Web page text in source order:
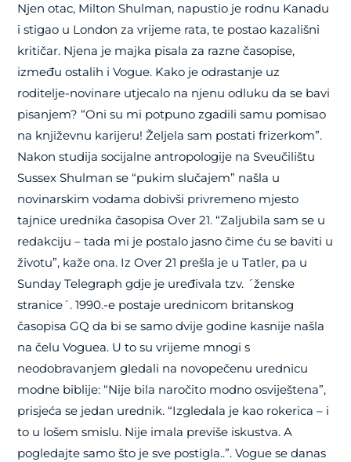
Njen otac, Milton Shulman, napustio je rodnu Kanadu
i stigao u London za vrijeme rata, te postao kazališni
kritičar. Njena je majka pisala za razne časopise,
između ostalih i Vogue. Kako je odrastanje uz
roditelje-novinare utjecalo na njenu odluku da se bavi
pisanjem? “Oni su mi potpuno zgadili samu pomisao
na književnu karijeru! Željela sam postati frizerkom”.
Nakon studija socijalne antropologije na Sveučilištu
Sussex Shulman se “pukim slučajem” našla u
novinarskim vodama dobivši privremeno mjesto
tajnice urednika časopisa Over 21. “Zaljubila sam se u
redakciju – tada mi je postalo jasno čime ću se baviti u
životu”, kaže ona. Iz Over 21 prešla je u Tatler, pa u
Sunday Telegraph gdje je uređivala tzv. ´ženske
stranice´. 1990.-e postaje urednicom britanskog
časopisa GQ da bi se samo dvije godine kasnije našla
na čelu Voguea. U to su vrijeme mnogi s
neodobravanjem gledali na novopečenu urednicu
modne biblije: “Nije bila naročito modno osviještena”,
prisjeća se jedan urednik. “Izgledala je kao rokerica – i
to u lošem smislu. Nije imala previše iskustva. A
pogledajte samo što je sve postigla..”. Vogue se danas